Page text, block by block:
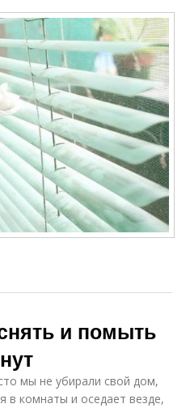
и помыть
мы не убирали свой дом,
в комнаты и оседает везде,